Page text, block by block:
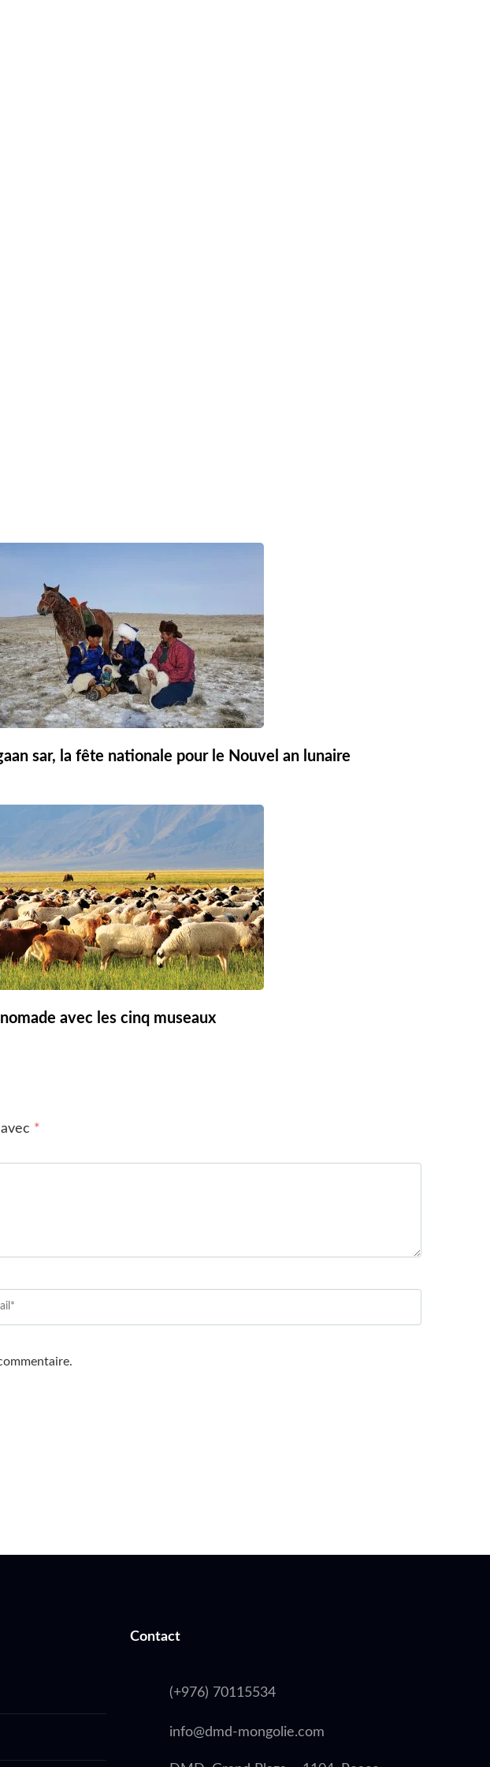
sar, la fête nationale pour le Nouvel an lunaire
avec les cinq museaux
*
Contact
(+976) 70115534
info@dmd-mongolie.com